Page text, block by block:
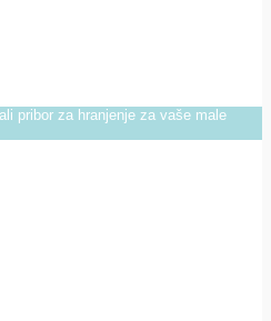
pribor za hranjenje za vaše male